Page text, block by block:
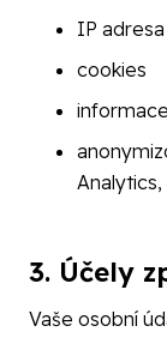
IP adresa
cookies
Analytics,
3. Účely
Vaše osobní